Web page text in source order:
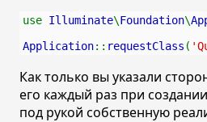
use Illuminate\Foundation\
Application:: requestClass (
Как только вы указали
его каждый раз при
под рукой собственную